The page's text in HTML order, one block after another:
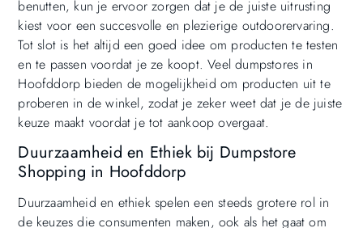
benutten, kun je ervoor zorgen dat je de juiste uitrusting
kiest voor een succesvolle en plezierige outdoorervaring.
Tot slot is het altijd een goed idee om producten te testen
en te passen voordat je ze koopt. Veel dumpstores in
Hoofddorp bieden de mogelijkheid om producten uit te
proberen in de winkel, zodat je zeker weet dat je de juiste
keuze maakt voordat je tot aankoop overgaat.
Duurzaamheid en Ethiek bij Dumpstore
Shopping in Hoofddorp
Duurzaamheid en ethiek spelen een steeds grotere rol in
de keuzes die consumenten maken, ook als het gaat om